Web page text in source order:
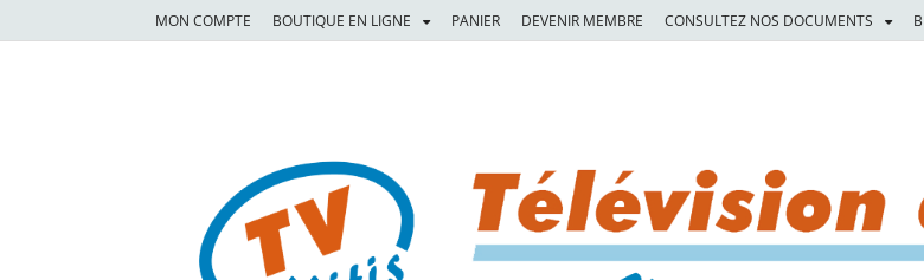
MON COMPTE BOUTIQUE EN LIGNE PANIER DEVENIR MEMBRE CONSULTEZ NOS DOCUMENTS